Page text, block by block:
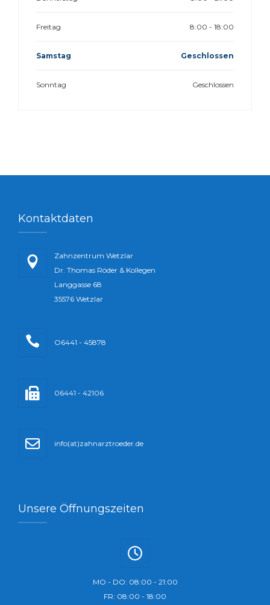
Freitag 8:00 - 18:00
Samstag Geschlossen
Sonntag Geschlossen
Kontaktdaten
Zahnzentrum Wetzlar
Dr. Thomas Röder & Kollegen
Langgasse 68
35576 Wetzlar
O6441 - 45878
06441 - 42106
info(at)zahnarztroeder.de
Unsere Öffnungszeiten
MO - DO: 08:00 - 21:00
FR: 08:00 - 18:00